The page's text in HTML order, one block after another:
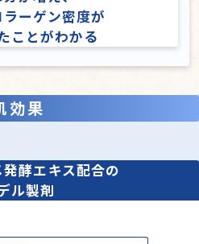
ーゲン密度が
ことがわかる
効果
酵エキス配合の
ル製剤